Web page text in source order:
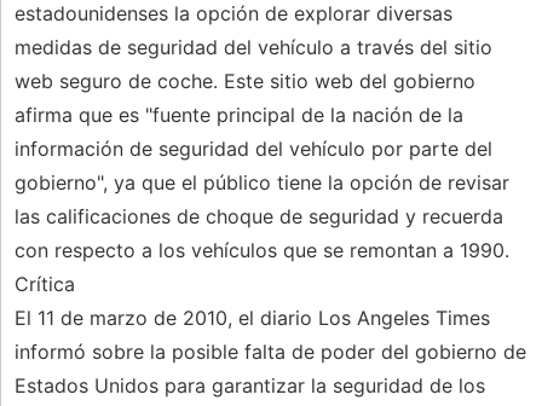
estadounidenses la opción de explorar diversas
medidas de seguridad del vehículo a través del sitio
web seguro de coche. Este sitio web del gobierno
afirma que es "fuente principal de la nación de la
información de seguridad del vehículo por parte del
gobierno", ya que el público tiene la opción de revisar
las calificaciones de choque de seguridad y recuerda
con respecto a los vehículos que se remontan a 1990.
Crítica
El 11 de marzo de 2010, el diario Los Angeles Times
informó sobre la posible falta de poder del gobierno de
Estados Unidos para garantizar la seguridad de los